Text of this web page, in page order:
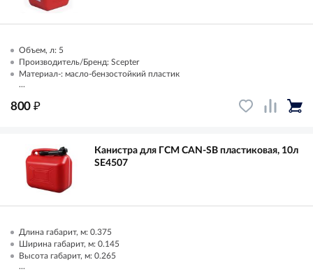
Объем, л: 5
Производитель/Бренд: Scepter
Материал-: масло-бензостойкий пластик
...
800 ₽
Канистра для ГСМ CAN-SB пластиковая, 10л
SE4507
Длина габарит, м: 0.375
Ширина габарит, м: 0.145
Высота габарит, м: 0.265
...